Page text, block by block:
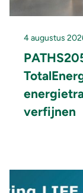
4 augustus
verfijnen